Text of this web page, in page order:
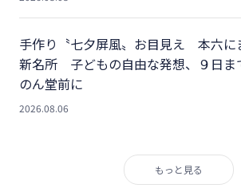
手作り〝七夕屏風〟お目見え 本六に
新名所 子どもの自由な発想、９日ま
のん堂前に
2026.08.06
もっと見る